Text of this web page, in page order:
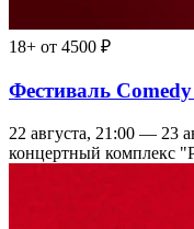
18+ от 4500 ₽
Фестиваль
22 августа, 21:00 — 23
концертный комплекс